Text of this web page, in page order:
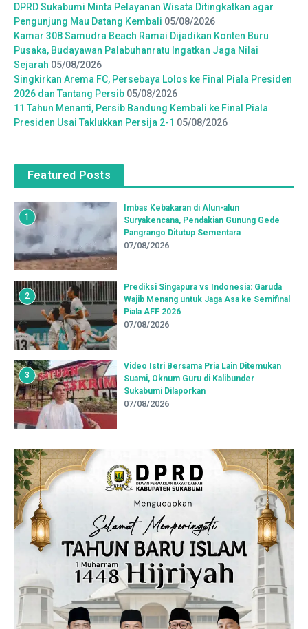
DPRD Sukabumi Minta Pelayanan Wisata Ditingkatkan agar
Pengunjung Mau Datang Kembali 05/08/2026
Kamar 308 Samudra Beach Ramai Dijadikan Konten Buru
Pusaka, Budayawan Palabuhanratu Ingatkan Jaga Nilai
Sejarah 05/08/2026
Singkirkan Arema FC, Persebaya Lolos ke Final Piala Presiden
2026 dan Tantang Persib 05/08/2026
11 Tahun Menanti, Persib Bandung Kembali ke Final Piala
Presiden Usai Taklukkan Persija 2-1 05/08/2026
Featured Posts
1
Imbas Kebakaran di Alun-alun
Suryakencana, Pendakian Gunung Gede
Pangrango Ditutup Sementara
07/08/2026
2
Prediksi Singapura vs Indonesia: Garuda
Wajib Menang untuk Jaga Asa ke Semifinal
Piala AFF 2026
07/08/2026
3
Video Istri Bersama Pria Lain Ditemukan
Suami, Oknum Guru di Kalibunder
Sukabumi Dilaporkan
07/08/2026